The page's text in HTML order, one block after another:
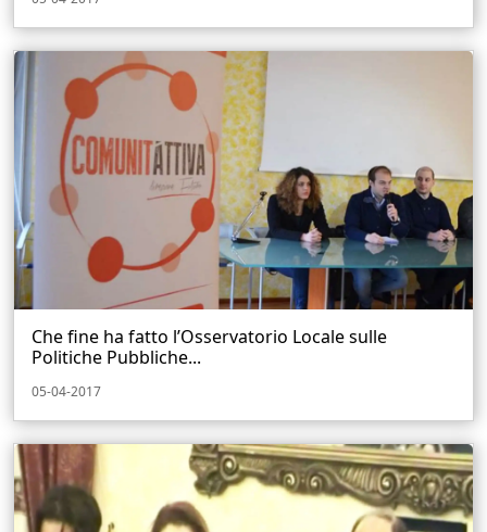
Che fine ha fatto l’Osservatorio Locale sulle
Politiche Pubbliche...
05-04-2017